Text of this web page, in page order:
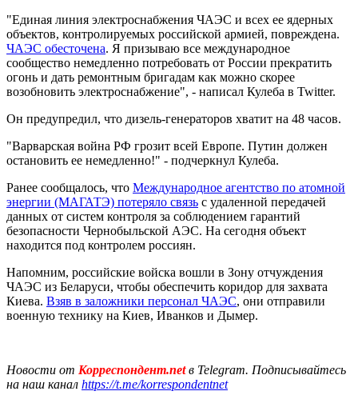
"Единая линия электроснабжения ЧАЭС и всех ее ядерных
объектов, контролируемых российской армией, повреждена.
ЧАЭС обесточена. Я призываю все международное
сообщество немедленно потребовать от России прекратить
огонь и дать ремонтным бригадам как можно скорее
возобновить электроснабжение", - написал Кулеба в Twitter.
Он предупредил, что дизель-генераторов хватит на 48 часов.
"Варварская война РФ грозит всей Европе. Путин должен
остановить ее немедленно!" - подчеркнул Кулеба.
Ранее сообщалось, что Международное агентство по атомной
энергии (МАГАТЭ) потеряло связь с удаленной передачей
данных от систем контроля за соблюдением гарантий
безопасности Чернобыльской АЭС. На сегодня объект
находится под контролем россиян.
Напомним, российские войска вошли в Зону отчуждения
ЧАЭС из Беларуси, чтобы обеспечить коридор для захвата
Киева. Взяв в заложники персонал ЧАЭС, они отправили
военную технику на Киев, Иванков и Дымер.
Новости от Корреспондент.netв Telegram. Подписывайтесь
на наш канал https://t.me/korrespondentnet